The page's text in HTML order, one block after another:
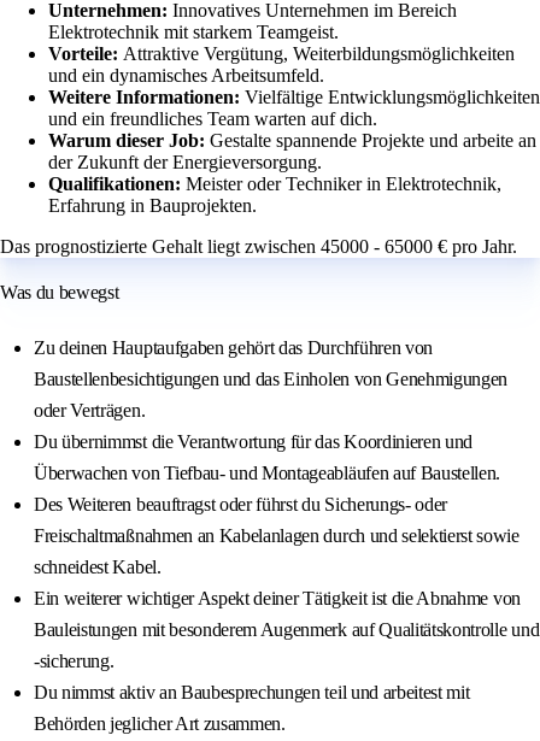
Unternehmen: Innovatives Unternehmen im Bereich
Elektrotechnik mit starkem Teamgeist.
Vorteile: Attraktive Vergütung, Weiterbildungsmöglichkeiten
und ein dynamisches Arbeitsumfeld.
Weitere Informationen: Vielfältige Entwicklungsmöglichkeiten
und ein freundliches Team warten auf dich.
Warum dieser Job: Gestalte spannende Projekte und arbeite an
der Zukunft der Energieversorgung.
Qualifikationen: Meister oder Techniker in Elektrotechnik,
Erfahrung in Bauprojekten.
Das prognostizierte Gehalt liegt zwischen 45000 - 65000 € pro Jahr.
Was du bewegst
Zu deinen Hauptaufgaben gehört das Durchführen von
Baustellenbesichtigungen und das Einholen von Genehmigungen
oder Verträgen.
Du übernimmst die Verantwortung für das Koordinieren und
Überwachen von Tiefbau- und Montageabläufen auf Baustellen.
Des Weiteren beauftragst oder führst du Sicherungs- oder
Freischaltmaßnahmen an Kabelanlagen durch und selektierst sowie
schneidest Kabel.
Ein weiterer wichtiger Aspekt deiner Tätigkeit ist die Abnahme von
Bauleistungen mit besonderem Augenmerk auf Qualitätskontrolle und
-sicherung.
Du nimmst aktiv an Baubesprechungen teil und arbeitest mit
Behörden jeglicher Art zusammen.